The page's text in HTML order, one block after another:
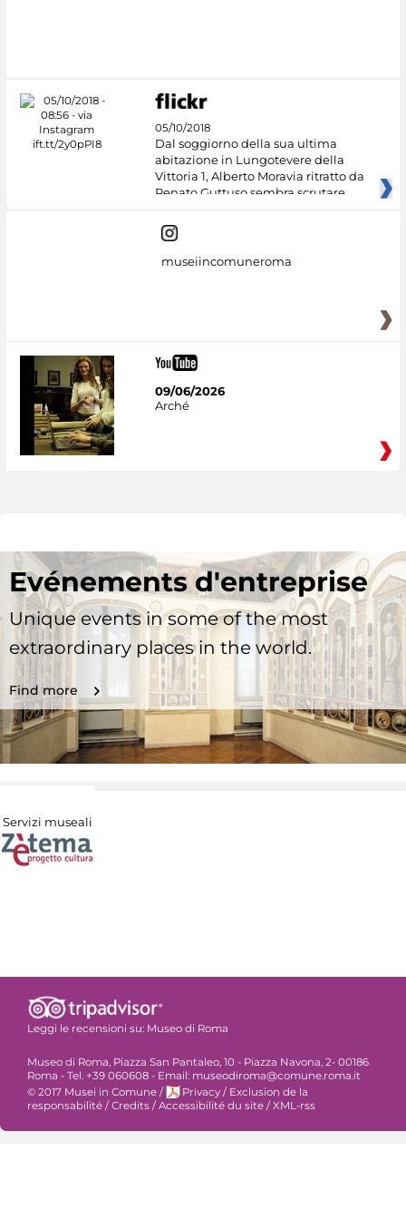
05/10/2018
Dal soggiorno della sua ultima
abitazione in Lungotevere della
Vittoria 1, Alberto Moravia ritratto da
Renato Guttuso sembra scrutare
museiincomuneroma
09/06/2026
Arché
Evénements d'entreprise
Unique events in some of the most
extraordinary places in the world.
Find more
Servizi museali
Leggi le recensioni su: Museo di Roma
Museo di Roma, Piazza San Pantaleo, 10 - Piazza Navona, 2- 00186
Roma - Tel. +39 060608 - Email: museodiroma@comune.roma.it
© 2017 Musei in Comune / Privacy / Exclusion de la
responsabilité /Credits /Accessibilité du site /XML-rss